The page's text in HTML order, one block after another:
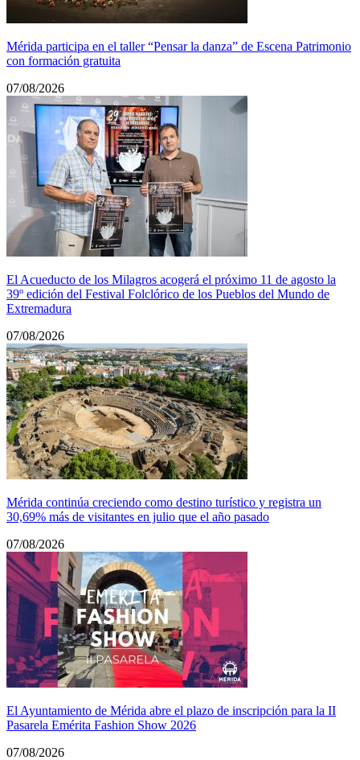
Mérida participa en el taller “Pensar la danza” de Escena Patrimonio
con formación gratuita
07/08/2026
El Acueducto de los Milagros acogerá el próximo 11 de agosto la
39º edición del Festival Folclórico de los Pueblos del Mundo de
Extremadura
07/08/2026
Mérida continúa creciendo como destino turístico y registra un
30,69% más de visitantes en julio que el año pasado
07/08/2026
El Ayuntamiento de Mérida abre el plazo de inscripción para la II
Pasarela Emérita Fashion Show 2026
07/08/2026